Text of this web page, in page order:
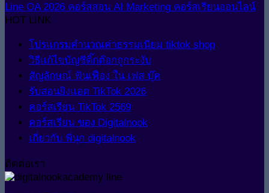
Line OA 2026 คอร์สสอน AI Marketing คอร์สเรียนออนไลน์
HOT LINK
โปรแกรมคำนวณค่าธรรมเนียม tiktok shop
วิธีแก้ไขบัญชีติ๊กต๊อกถูกระงับ
สัญลักษณ์ ฟันเฟือง ใน เฟส บุ๊ค
รับสอนยิงแอด TikTok 2026
คอร์สเรียน TikTok 2569
คอร์สเรียน ของ Digitalnook
เกี่ยวกับ พี่นุก digitalnook
ติดต่อเรา